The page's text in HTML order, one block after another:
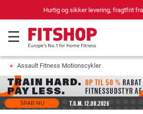
69 butikker med 75 egne
Assault Fitness Motionscykler